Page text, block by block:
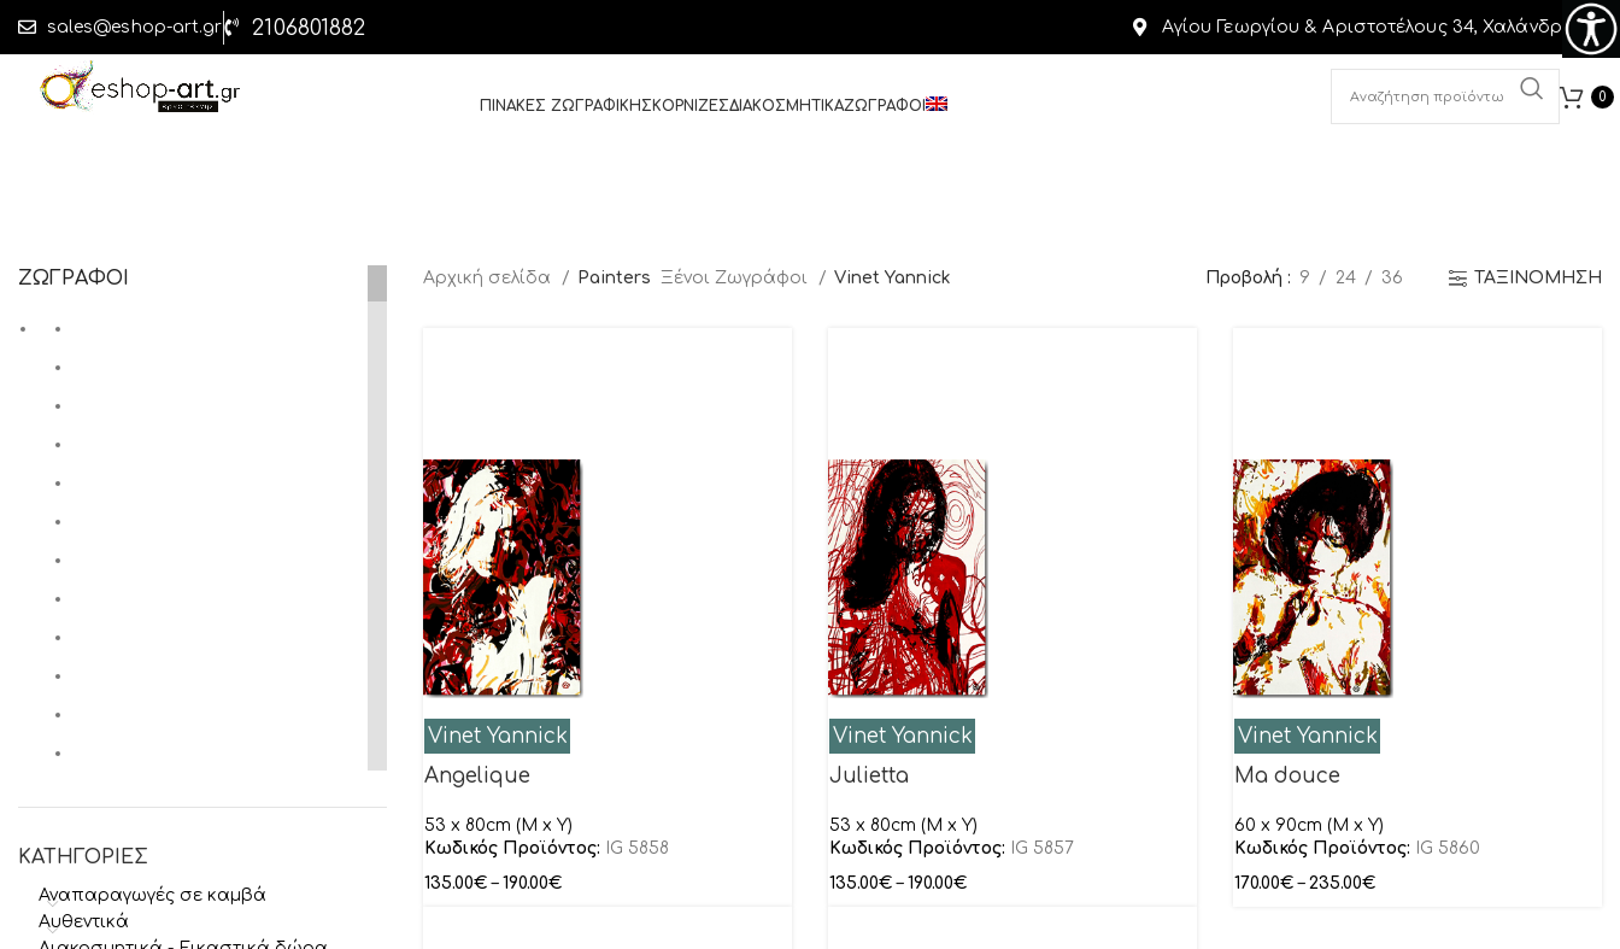
sales@eshop-art.gr 2106801882 Αγίου Γεωργίου & Αριστοτέλους 34, Χαλάνδρι
ΠΙΝΑΚΕΣ ΖΩΓΡΑΦΙΚΗΣΚΟΡΝΙΖΕΣΔΙΑΚΟΣΜΗΤΙΚΑΖΩΓΡΑΦΟΙ
0
ΖΩΓΡΑΦΟΙ
ΚΑΤΗΓΟΡΙΕΣ
Αναπαραγωγές σε καμβά
Αυθεντικά
Αρχική σελίδα Painters Ξένοι Ζωγράφοι Vinet Yannick Προβολή 9 24 36 ΤΑΞΙΝΟΜΗΣΗ
Vinet Yannick
Angelique
53 x 80cm (M x Y)
Κωδικός Προϊόντος:
IG 5858
135.00€ – 190.00€
Vinet Yannick
Julietta
53 x 80cm (M x Y)
Κωδικός Προϊόντος:
IG 5857
135.00€ – 190.00€
Vinet Yannick
Ma douce
60 x 90cm (M x Y)
Κωδικός Προϊόντος:
IG 5860
170.00€ – 235.00€